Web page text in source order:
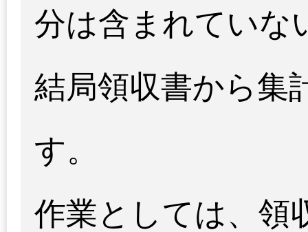
分は含まれていな
結局領収書から集
す。
作業としては、領